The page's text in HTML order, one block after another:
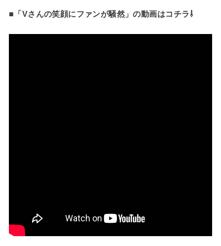
■「Vさんの笑顔にファンが騒然」の動画はコチラ⇩